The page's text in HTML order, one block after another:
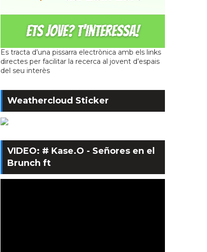
Es tracta d’una pissarra electrònica amb els links
directes per facilitar la recerca al jovent d’espais
del seu interès
Weathercloud Sticker
VIDEO: # Kase.O - Señores en el
Brunch ft